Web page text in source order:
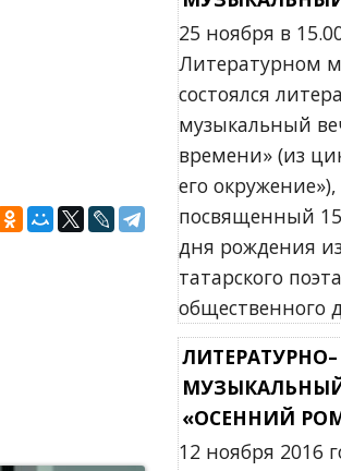
25 ноября в
Литературном
состоялся
музыкальный
времени» (из
его окружение»),
посвященный
дня рождения
татарского
общественного
ЛИТЕРАТУРНО–
«ОСЕННИЙ
12 ноября 2016